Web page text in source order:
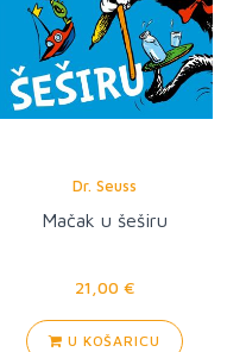
Dr. Seuss
Mačak u šeširu
21,00 €
U KOŠARICU